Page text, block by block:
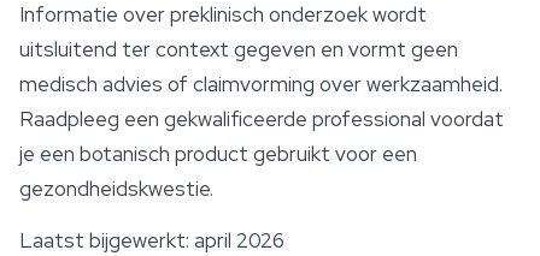
Informatie over preklinisch onderzoek wordt
uitsluitend ter context gegeven en vormt geen
medisch advies of claimvorming over werkzaamheid.
Raadpleeg een gekwalificeerde professional voordat
je een botanisch product gebruikt voor een
gezondheidskwestie.
Laatst bijgewerkt: april 2026